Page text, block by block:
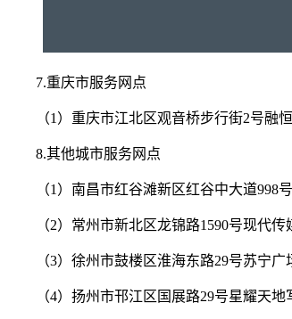
7.重庆市服务网点
（1）重庆市江北区观音桥步行街2号融
8.其他城市服务网点
（1）南昌市红谷滩新区红谷中大道
（2）常州市新北区龙锦路1590号现代传
（3）徐州市鼓楼区淮海东路29号苏宁
（4）扬州市邗江区国展路29号星耀天地